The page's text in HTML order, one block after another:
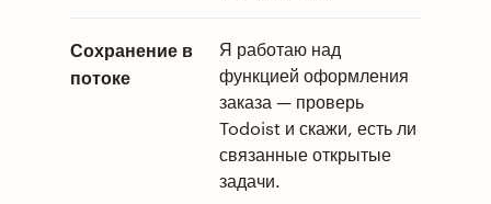
Сохранение в
потоке
Я работаю над
функцией оформления
заказа — проверь
Todoist и скажи, есть ли
связанные открытые
задачи.